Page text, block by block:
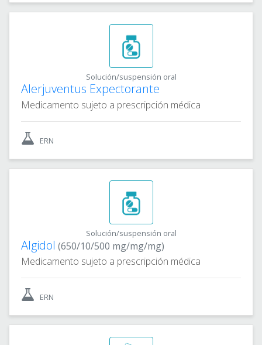
Solución/suspensión oral
Alerjuventus Expectorante
Medicamento sujeto a prescripción médica
ERN
Solución/suspensión oral
Algidol (650/10/500 mg/mg/mg)
Medicamento sujeto a prescripción médica
ERN